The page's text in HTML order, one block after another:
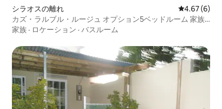
シラオスの離れ レビュー6
4.67 (6)
カズ・ラルブル・ルージュ オプション5ベッドルーム 家族/
友人
家族 · ロケーション · バスルーム